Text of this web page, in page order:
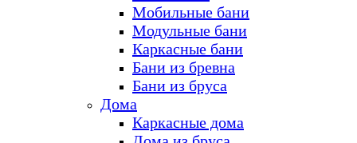
Мобильные бани
Модульные бани
Каркасные бани
Бани из бревна
Бани из бруса
Дома
Каркасные дома